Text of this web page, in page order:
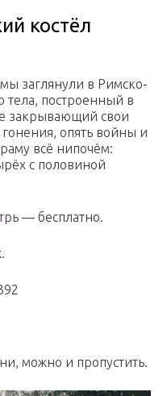
костёл
заглянули в Римско-
тела, построенный в
закрывающий свои
опять войны и
всё нипочём:
с половиной
— бесплатно.
можно и пропустить.